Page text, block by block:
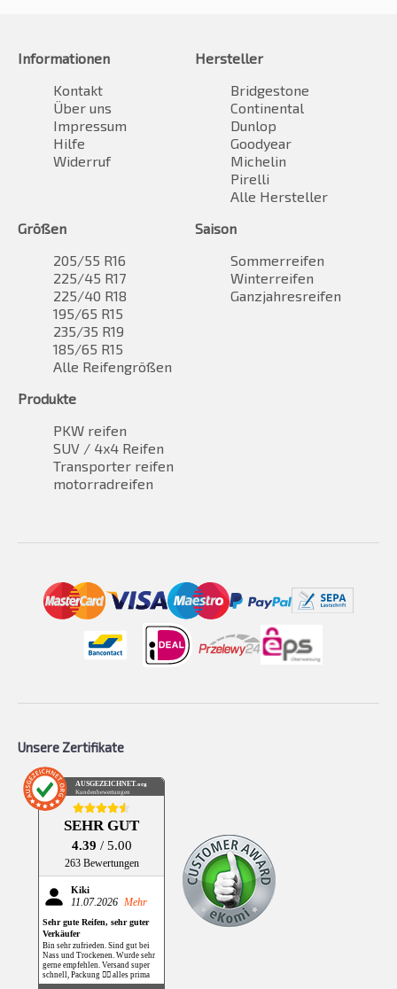
Informationen
Kontakt
Über uns
Impressum
Hilfe
Widerruf
Hersteller
Bridgestone
Continental
Dunlop
Goodyear
Michelin
Pirelli
Alle Hersteller
Größen
205/55 R16
225/45 R17
225/40 R18
195/65 R15
235/35 R19
185/65 R15
Alle Reifengrößen
Saison
Sommerreifen
Winterreifen
Ganzjahresreifen
Produkte
PKW reifen
SUV / 4x4 Reifen
Transporter reifen
motorradreifen
Unsere Zertifikate
AUSGEZEICHNET.org
Kundenbewertungen
SEHR GUT
4.39 / 5.00
263 Bewertungen
Kiki
11.07.2026 Mehr
Sehr gute Reifen, sehr guter
Verkäufer
Bin sehr zufrieden. Sind gut bei
Nass und Trockenen. Wurde sehr
gerne empfehlen. Versand super
schnell, Packung 👌🏻 alles prima